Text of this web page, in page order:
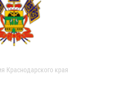
Краснодарского края